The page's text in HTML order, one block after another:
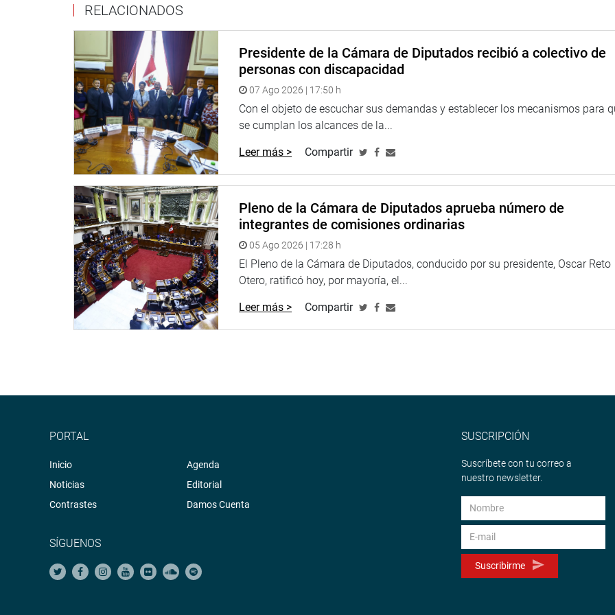
los congresistas son tales por cuales, esté como loquita por acceder a este Congreso que, según ella, es tan
malo. Yo no lo entiendo”, expresó.
CASO ARIANA ORUÉ
Más adelante, el vicepresidente fue consultado sobre la denuncia contra la congresista Ariana Orué (Podemos
Perú), acusada de utilizar a un trabajador para llevarla al gimnasio y contratar a la pareja de su hermana. En ese
sentido, señaló que “la Comisión de Ética tendrá que tomar la decisión correspondiente”.
OFICINA DE COMUNICACIONES E IMAGEN INSTITUCIONAL
RELACIONADOS
Presidente de la Cámara de Diputados recibió a colectivo de
personas con discapacidad
07 Ago 2026 | 17:50 h
Con el objeto de escuchar sus demandas y establecer los mecanismos para
se cumplan los alcances de la...
Leer más > Compartir
Pleno de la Cámara de Diputados aprueba número de
integrantes de comisiones ordinarias
05 Ago 2026 | 17:28 h
El Pleno de la Cámara de Diputados, conducido por su presidente, Oscar Reto
Otero, ratificó hoy, por mayoría, el...
Leer más > Compartir
PORTAL
Inicio
Noticias
Contrastes
Agenda
Editorial
Damos Cuenta
SÍGUENOS
SUSCRIPCIÓN
Suscríbete con tu correo a
nuestro newsletter.
Suscribirme